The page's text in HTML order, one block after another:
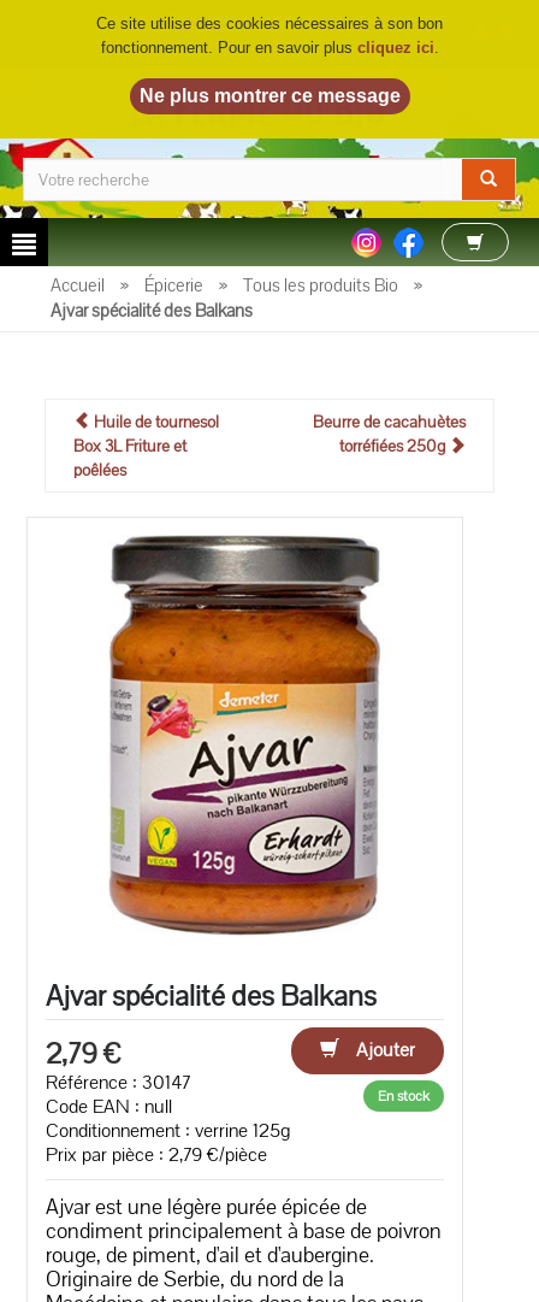
LA FERME DU BIO©
Accueil » Épicerie » Tous les produits Bio
»
Ajvar spécialité des Balkans
Huile de tournesol
Box 3L Friture et
poêlées
Beurre de cacahuètes
torréfiées 250g
Ajvar spécialité des Balkans
2,79 €
Ajouter
Référence : 30147
Code EAN : null
Conditionnement : verrine 125g
Prix par pièce : 2,79 €/pièce
En stock
Ajvar est une légère purée épicée de
condiment principalement à base de poivron
rouge, de piment, d'ail et d'aubergine.
Originaire de Serbie, du nord de la
Ce site utilise des cookies nécessaires à son bon
fonctionnement. Pour en savoir plus cliquez ici.